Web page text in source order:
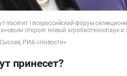
посетит I всероссийский форум
откроет новый агробиотехнопарк и
РИА «Новости»
принесет?